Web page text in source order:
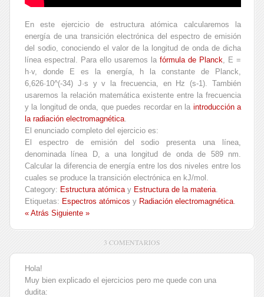
En este ejercicio de estructura atómica calcularemos la
energía de una transición electrónica del espectro de emisión
del sodio, conociendo el valor de la longitud de onda de dicha
línea espectral. Para ello usaremos la fórmula de Planck, E =
h·v, donde E es la energía, h la constante de Planck,
6,626·10^(-34) J·s y v la frecuencia, en Hz (s-1). También
usaremos la relación matemática existente entre la frecuencia
y la longitud de onda, que puedes recordar en la introducción a
la radiación electromagnética.
El enunciado completo del ejercicio es:
El espectro de emisión del sodio presenta una línea,
denominada línea D, a una longitud de onda de 589 nm.
Calcular la diferencia de energía entre los dos niveles entre los
cuales se produce la transición electrónica en kJ/mol.
Category: Estructura atómicay Estructura de la materia.
Etiquetas: Espectros atómicos y Radiación electromagnética.
« Atrás Siguiente »
3 COMENTARIOS
Hola!
Muy bien explicado el ejercicios pero me quede con una
dudita: